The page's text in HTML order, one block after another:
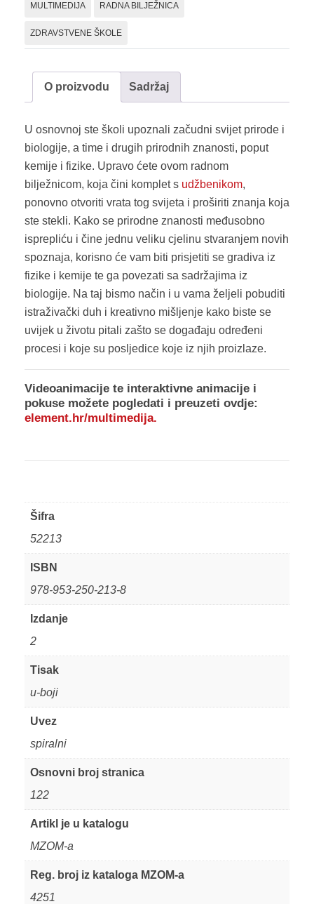
med.
MULTIMEDIJA RADNA BILJEŽNICA
ZDRAVSTVENE ŠKOLE
O proizvodu Sadržaj
U osnovnoj ste školi upoznali začudni svijet prirode i
biologije, a time i drugih prirodnih znanosti, poput
kemije i fizike. Upravo ćete ovom radnom
bilježnicom, koja čini komplet s udžbenikom,
ponovno otvoriti vrata tog svijeta i proširiti znanja koja
ste stekli. Kako se prirodne znanosti međusobno
isprepliću i čine jednu veliku cjelinu stvaranjem novih
spoznaja, korisno će vam biti prisjetiti se gradiva iz
fizike i kemije te ga povezati sa sadržajima iz
biologije. Na taj bismo način i u vama željeli pobuditi
istraživački duh i kreativno mišljenje kako biste se
uvijek u životu pitali zašto se događaju određeni
procesi i koje su posljedice koje iz njih proizlaze.
Videoanimacije te interaktivne animacije i
pokuse možete pogledati i preuzeti ovdje:
element.hr/multimedija.
Šifra
52213
ISBN
978-953-250-213-8
Izdanje
2
Tisak
u-boji
Uvez
spiralni
Osnovni broj stranica
122
Artikl je u katalogu
MZOM-a
Reg. broj iz kataloga MZOM-a
4251